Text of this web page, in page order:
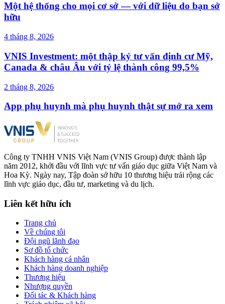
Một hệ thống cho mọi cơ sở — với dữ liệu do bạn sở
hữu
4 tháng 8, 2026
VNIS Investment: một thập kỷ tư vấn định cư Mỹ,
Canada & châu Âu với tỷ lệ thành công 99,5%
2 tháng 8, 2026
App phụ huynh mà phụ huynh thật sự mở ra xem
Công ty TNHH VNIS Việt Nam (VNIS Group) được thành lập
năm 2012, khởi đầu với lĩnh vực tư vấn giáo dục giữa Việt Nam và
Hoa Kỳ. Ngày nay, Tập đoàn sở hữu 10 thương hiệu trải rộng các
lĩnh vực giáo dục, đầu tư, marketing và du lịch.
Liên kết hữu ích
Trang chủ
Về chúng tôi
Đội ngũ lãnh đạo
Sơ đồ tổ chức
Khách hàng cá nhân
Khách hàng doanh nghiệp
Thương hiệu
Nhượng quyền
Đối tác & Khách hàng